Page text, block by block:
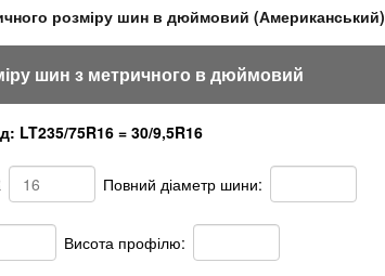
розміру шин в дюймовий (Американський)
шин з метричного в дюймовий
LT235/75R16 = 30/9,5R16
Повний діаметр шини:
Висота профілю: